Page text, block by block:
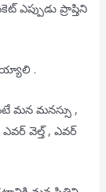
ఎప్పుడు ప్రాప్తిని
.
మన మనస్సు ,
వెల్త్ , ఎవర్